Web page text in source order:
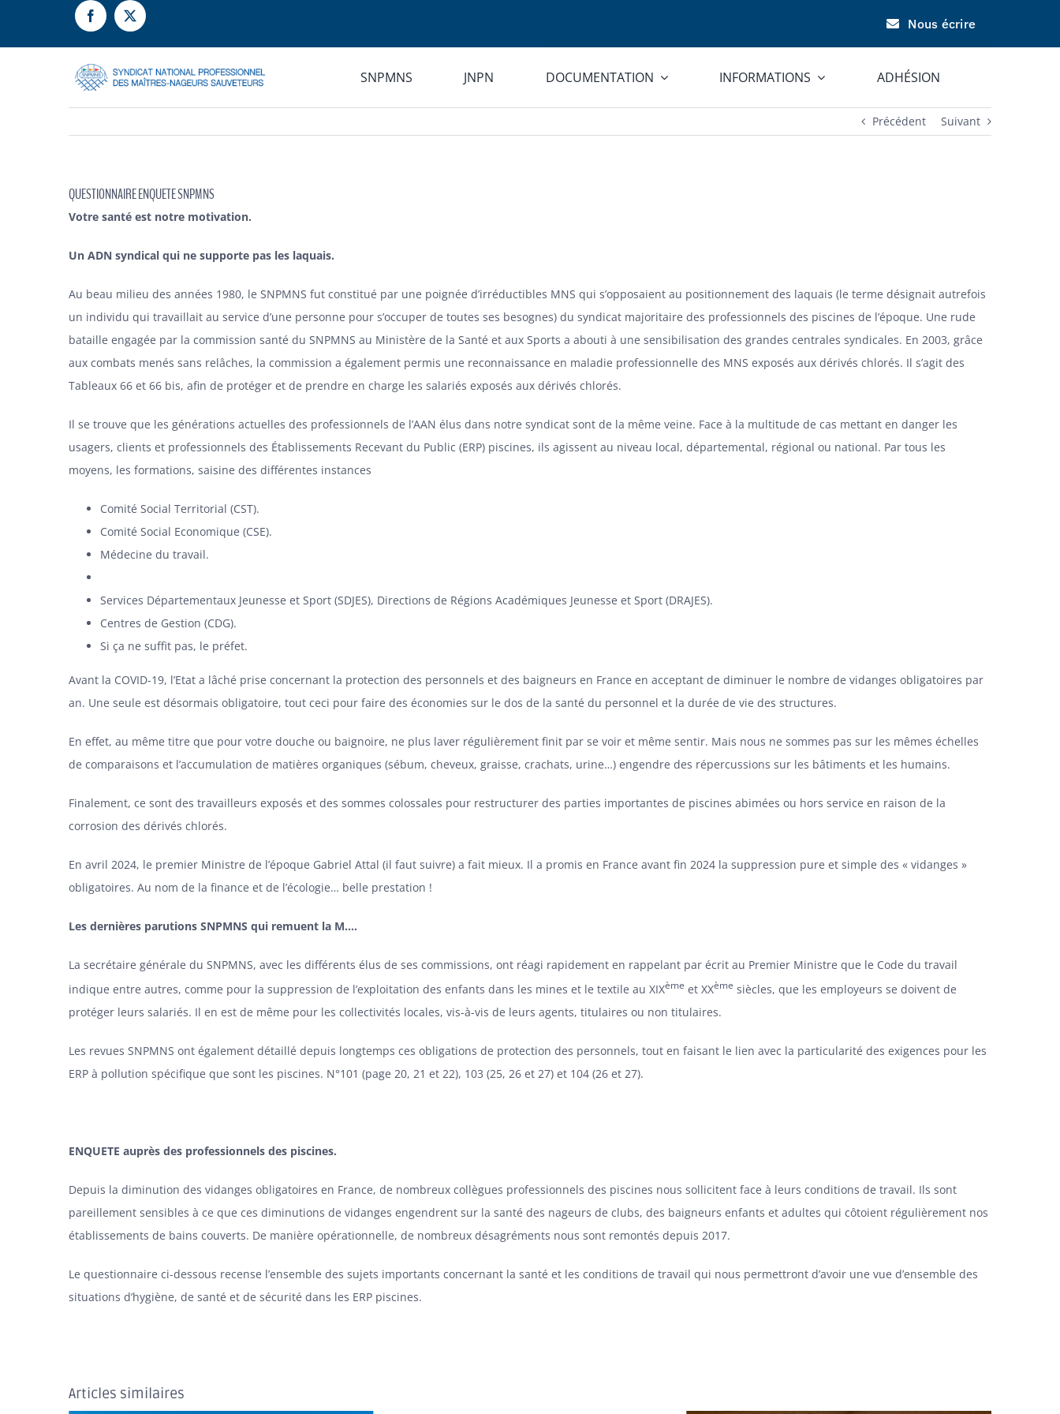
Nous écrire
SNPMNS JNPN DOCUMENTATION INFORMATIONS ADHÉSION
Précédent Suivant
QUESTIONNAIRE ENQUETE SNPMNS
Votre santé est notre motivation.
Un ADN syndical qui ne supporte pas les laquais.
Au beau milieu des années 1980, le SNPMNS fut constitué par une poignée d’irréductibles MNS qui s’opposaient au positionnement des laquais (le terme désignait autrefois
un individu qui travaillait au service d’une personne pour s’occuper de toutes ses besognes) du syndicat majoritaire des professionnels des piscines de l’époque. Une rude
bataille engagée par la commission santé du SNPMNS au Ministère de la Santé et aux Sports a abouti à une sensibilisation des grandes centrales syndicales. En 2003, grâce
aux combats menés sans relâches, la commission a également permis une reconnaissance en maladie professionnelle des MNS exposés aux dérivés chlorés. Il s’agit des
Tableaux 66 et 66 bis, afin de protéger et de prendre en charge les salariés exposés aux dérivés chlorés.
Il se trouve que les générations actuelles des professionnels de l’AAN élus dans notre syndicat sont de la même veine. Face à la multitude de cas mettant en danger les
usagers, clients et professionnels des Établissements Recevant du Public (ERP) piscines, ils agissent au niveau local, départemental, régional ou national. Par tous les
moyens, les formations, saisine des différentes instances
Comité Social Territorial (CST).
Comité Social Economique (CSE).
Médecine du travail.
Services Départementaux Jeunesse et Sport (SDJES), Directions de Régions Académiques Jeunesse et Sport (DRAJES).
Centres de Gestion (CDG).
Si ça ne suffit pas, le préfet.
Avant la COVID-19, l’Etat a lâché prise concernant la protection des personnels et des baigneurs en France en acceptant de diminuer le nombre de vidanges obligatoires par
an. Une seule est désormais obligatoire, tout ceci pour faire des économies sur le dos de la santé du personnel et la durée de vie des structures.
En effet, au même titre que pour votre douche ou baignoire, ne plus laver régulièrement finit par se voir et même sentir. Mais nous ne sommes pas sur les mêmes échelles
de comparaisons et l’accumulation de matières organiques (sébum, cheveux, graisse, crachats, urine…) engendre des répercussions sur les bâtiments et les humains.
Finalement, ce sont des travailleurs exposés et des sommes colossales pour restructurer des parties importantes de piscines abimées ou hors service en raison de la
corrosion des dérivés chlorés.
En avril 2024, le premier Ministre de l’époque Gabriel Attal (il faut suivre) a fait mieux. Il a promis en France avant fin 2024 la suppression pure et simple des « vidanges »
obligatoires. Au nom de la finance et de l’écologie… belle prestation !
Les dernières parutions SNPMNS qui remuent la M….
La secrétaire générale du SNPMNS, avec les différents élus de ses commissions, ont réagi rapidement en rappelant par écrit au Premier Ministre que le Code du travail
indique entre autres, comme pour la suppression de l’exploitation des enfants dans les mines et le textile au XIXème et XXème siècles, que les employeurs se doivent de
protéger leurs salariés. Il en est de même pour les collectivités locales, vis-à-vis de leurs agents, titulaires ou non titulaires.
Les revues SNPMNS ont également détaillé depuis longtemps ces obligations de protection des personnels, tout en faisant le lien avec la particularité des exigences pour les
ERP à pollution spécifique que sont les piscines. N°101 (page 20, 21 et 22), 103 (25, 26 et 27) et 104 (26 et 27).
ENQUETE auprès des professionnels des piscines.
Depuis la diminution des vidanges obligatoires en France, de nombreux collègues professionnels des piscines nous sollicitent face à leurs conditions de travail. Ils sont
pareillement sensibles à ce que ces diminutions de vidanges engendrent sur la santé des nageurs de clubs, des baigneurs enfants et adultes qui côtoient régulièrement nos
établissements de bains couverts. De manière opérationnelle, de nombreux désagréments nous sont remontés depuis 2017.
Le questionnaire ci-dessous recense l’ensemble des sujets importants concernant la santé et les conditions de travail qui nous permettront d’avoir une vue d’ensemble des
situations d’hygiène, de santé et de sécurité dans les ERP piscines.
Articles similaires